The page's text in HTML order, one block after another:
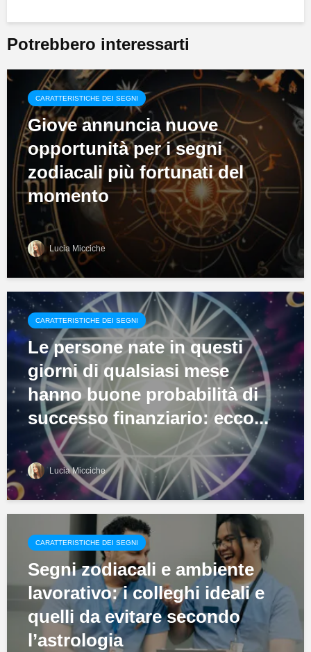
Potrebbero interessarti
CARATTERISTICHE DEI SEGNI
Giove annuncia nuove
opportunità per i segni
zodiacali più fortunati del
momento
Lucia Micciche
CARATTERISTICHE DEI SEGNI
Le persone nate in questi
giorni di qualsiasi mese
hanno buone probabilità di
successo finanziario: ecco...
Lucia Micciche
CARATTERISTICHE DEI SEGNI
Segni zodiacali e ambiente
lavorativo: i colleghi ideali e
quelli da evitare secondo
l’astrologia